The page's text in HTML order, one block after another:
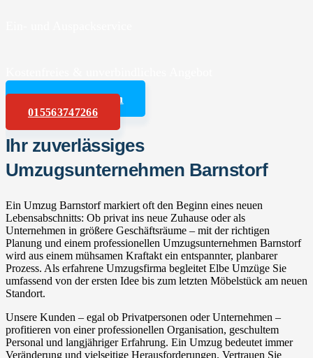
Angebot anfordern
015563747266
Ihr zuverlässiges
Umzugsunternehmen Barnstorf
Ein Umzug Barnstorf markiert oft den Beginn eines neuen
Lebensabschnitts: Ob privat ins neue Zuhause oder als
Unternehmen in größere Geschäftsräume – mit der richtigen
Planung und einem professionellen Umzugsunternehmen Barnstorf
wird aus einem mühsamen Kraftakt ein entspannter, planbarer
Prozess. Als erfahrene Umzugsfirma begleitet Elbe Umzüge Sie
umfassend von der ersten Idee bis zum letzten Möbelstück am neuen
Standort.
Unsere Kunden – egal ob Privatpersonen oder Unternehmen –
profitieren von einer professionellen Organisation, geschultem
Personal und langjähriger Erfahrung. Ein Umzug bedeutet immer
Veränderung und vielseitige Herausforderungen. Vertrauen Sie